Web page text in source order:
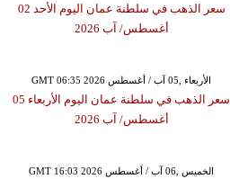
سعر الذهب في سلطنة عمان اليوم الأحد 02
أغسطس/ آب 2026
GMT 06:35 2026 الأربعاء ,05 آب / أغسطس
سعر الذهب في سلطنة عمان اليوم الأربعاء 05
أغسطس/ آب 2026
GMT 16:03 2026 الخميس ,06 آب / أغسطس